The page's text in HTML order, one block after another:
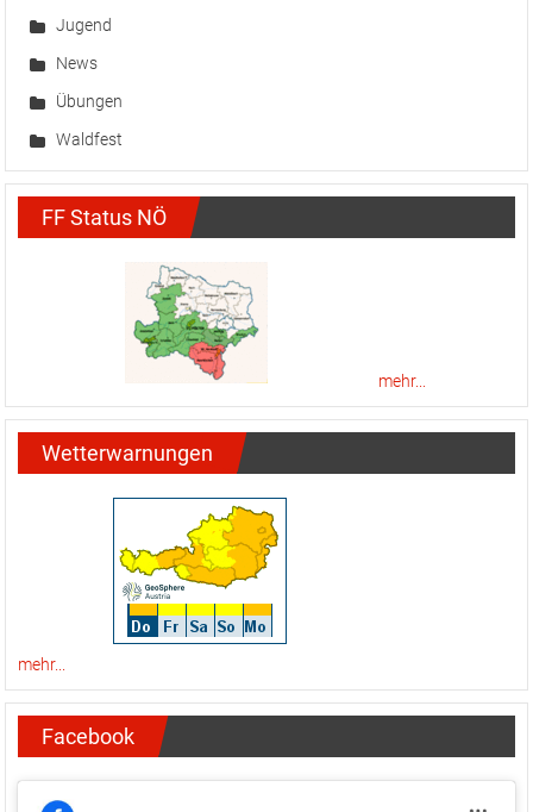
Jugend
News
Übungen
Waldfest
FF Status NÖ
mehr...
Wetterwarnungen
mehr...
Facebook